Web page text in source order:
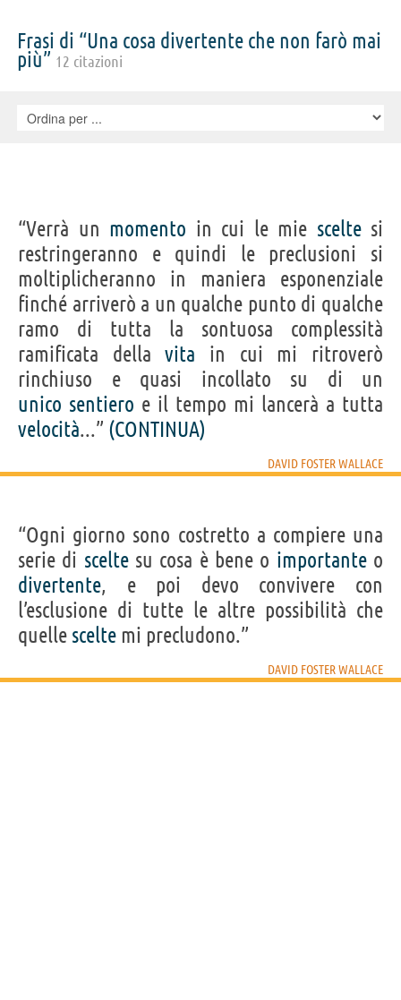
Frasi di “Una cosa divertente che non farò mai
più” 12 citazioni
“Verrà un momento in cui le mie sceltesi
restringeranno e quindi le preclusioni si
moltiplicheranno in maniera esponenziale
finché arriverò a un qualche punto di qualche
ramo di tutta la sontuosa complessità
ramificata dellavita in cui mi ritroverò
rinchiuso e quasi incollato su di un
unico sentiero e il tempo mi lancerà a tutta
velocità...” (CONTINUA)
DAVID FOSTER WALLACE
“Ogni giorno sono costretto a compiere una
serie di sceltesu cosa è bene o importanteo
divertente, e poi devo convivere con
l’esclusione di tutte le altre possibilità che
quelle scelte mi precludono.”
DAVID FOSTER WALLACE